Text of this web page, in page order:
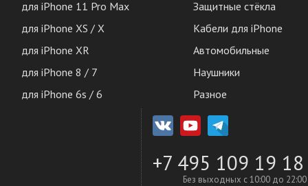
для iPhone 11 Pro Max
для iPhone XS / X
для iPhone XR
для iPhone 8 / 7
для iPhone 6s / 6
Защитные стёкла
Кабели для iPhone
Автомобильные
Наушники
Разное
+7 495 109 19 18
Без выходных с 10:00 до 22:00